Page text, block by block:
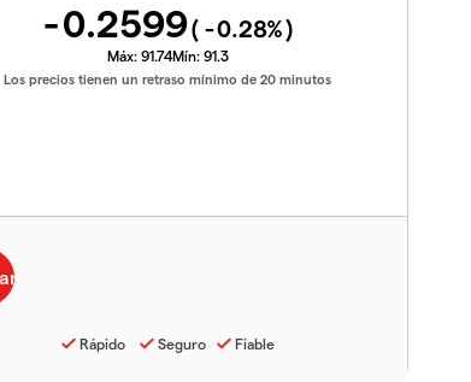
-0.2599( -0.28%)
Máx: 91.74Mín: 91.3
Los precios tienen un retraso mínimo de 20 minutos
Rápido Seguro Fiable